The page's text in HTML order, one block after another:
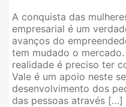
A conquista das
empresarial é um
avanços do
tem mudado o
realidade é preciso ter
Vale é um apoio neste
desenvolvimento dos
das pessoas através […]